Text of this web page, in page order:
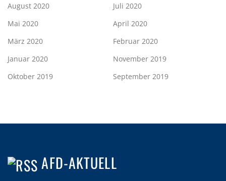
August 2020
Juli 2020
Mai 2020
April 2020
März 2020
Februar 2020
Januar 2020
November 2019
Oktober 2019
September 2019
AFD-AKTUELL